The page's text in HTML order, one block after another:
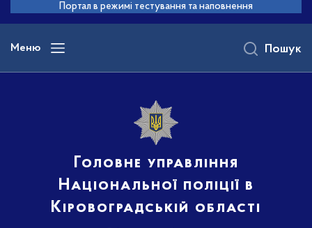
основного
вмісту
Портал в режимі тестування та наповнення
Меню
Головне управління
Національної поліції в
Кіровоградській області
Пошук